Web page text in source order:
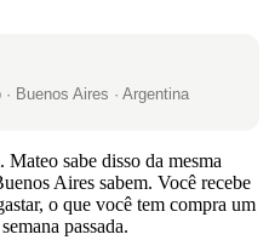
Buenos Aires · Argentina
sabe disso da mesma
Aires sabem. Você recebe
o que você tem compra um
passada.